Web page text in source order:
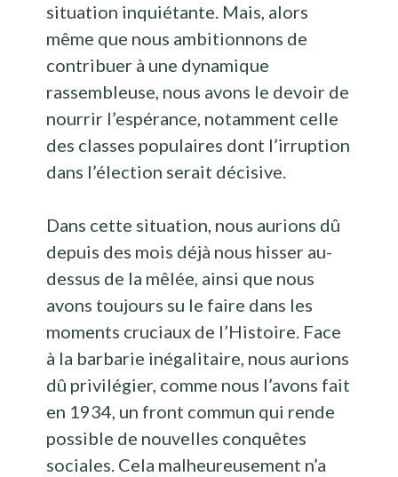
situation inquiétante. Mais, alors
même que nous ambitionnons de
contribuer à une dynamique
rassembleuse, nous avons le devoir de
nourrir l’espérance, notamment celle
des classes populaires dont l’irruption
dans l’élection serait décisive.
Dans cette situation, nous aurions dû
depuis des mois déjà nous hisser au-
dessus de la mêlée, ainsi que nous
avons toujours su le faire dans les
moments cruciaux de l’Histoire. Face
à la barbarie inégalitaire, nous aurions
dû privilégier, comme nous l’avons fait
en 1934, un front commun qui rende
possible de nouvelles conquêtes
sociales. Cela malheureusement n’a